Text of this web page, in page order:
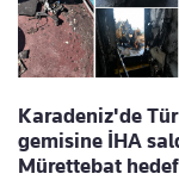
Karadeniz'de
gemisine İHA
Mürettebat hedef